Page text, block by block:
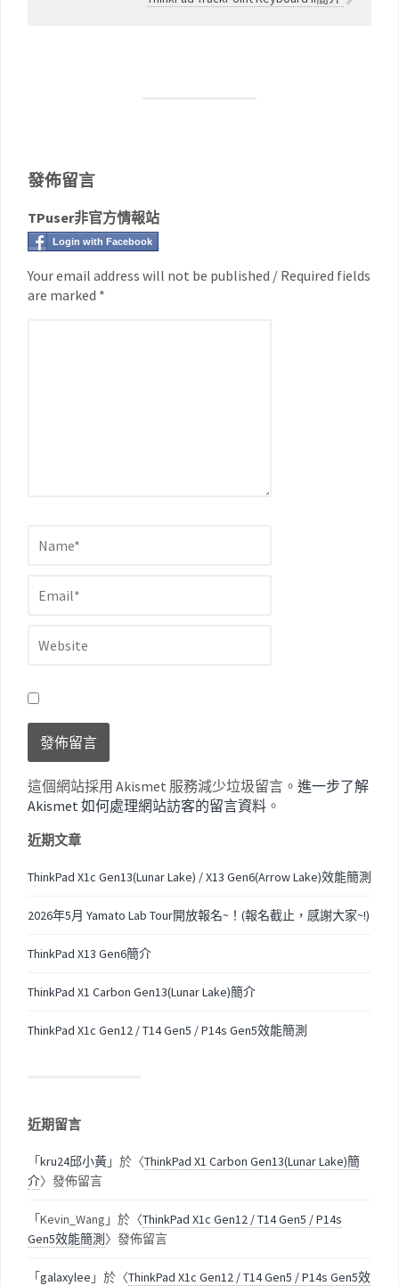
發佈留言
TPuser非官方情報站
Login with Facebook
Your email address will not be published / Required fields
are marked *
這個網站採用 Akismet 服務減少垃圾留言。 進一步了解
Akismet 如何處理網站訪客的留言資料 。
近期文章
ThinkPad X1c Gen13(Lunar Lake) / X13 Gen6(Arrow Lake)效能簡測
2026年5月 Yamato Lab Tour開放報名~！(報名截止，感謝大家~!)
ThinkPad X13 Gen6簡介
ThinkPad X1 Carbon Gen13(Lunar Lake)簡介
ThinkPad X1c Gen12 / T14 Gen5 / P14s Gen5效能簡測
近期留言
「kru24邱小黃」於〈ThinkPad X1 Carbon Gen13(Lunar Lake)簡
介〉發佈留言
「Kevin_Wang 」於〈ThinkPad X1c Gen12 / T14 Gen5 / P14s
Gen5效能簡測〉發佈留言
「galaxylee 」於〈ThinkPad X1c Gen12 / T14 Gen5 / P14s Gen5效